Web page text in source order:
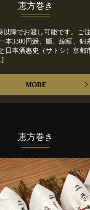
恵方巻き
降でお渡し可能です。ご
本3300円鰻、鰤、縮緬、錦
日本酒惠史（サトシ）京都
MORE
恵方巻き